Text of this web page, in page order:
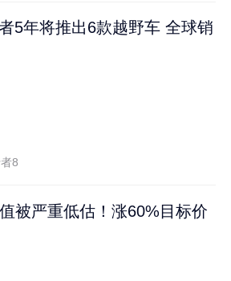
5年将推出6款越野车 全球销
8
被严重低估！涨60%目标价